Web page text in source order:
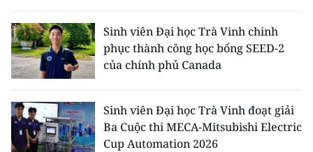
Sinh viên Đại học Trà Vinh chinh
phục thành công học bổng SEED-2
của chính phủ Canada
Sinh viên Đại học Trà Vinh đoạt giải
Ba Cuộc thi MECA-Mitsubishi Electric
Cup Automation 2026